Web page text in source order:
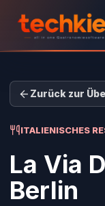
Zurück zur
ITALIENISCHES
La Via
Berlin